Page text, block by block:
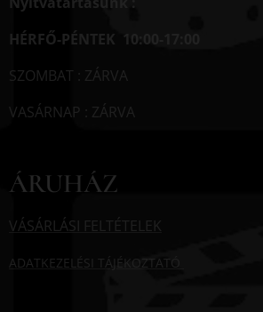
HÉRFŐ-PÉNTEK 10:00-17:00
SZOMBAT : ZÁRVA
VASÁRNAP : ZÁRVA
ÁRUHÁZ
VÁSÁRLÁSI FELTÉTELEK
ADATKEZELÉSI TÁJÉKOZTATÓ